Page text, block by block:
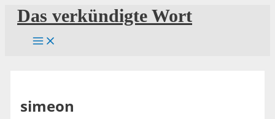
Zum
Inhalt
springen
Das verkündigte Wort
simeon